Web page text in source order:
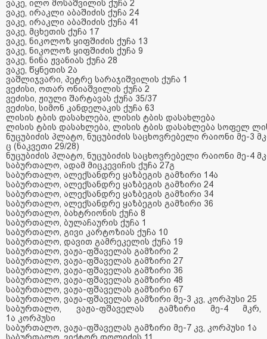
ვაკე, ილო მოსაშვილის ქუჩა 2
ვაკე, ირაკლი აბაშიძის ქუჩა 24
ვაკე, ირაკლი აბაშიძის ქუჩა 41
ვაკე, მცხეთის ქუჩა 17
ვაკე, ნიკოლოზ ყიფშიძის ქუჩა 13
ვაკე, ნიკოლოზ ყიფშიძის ქუჩა 9
ვაკე, ნინა ჟვანიას ქუჩა 28
ვაკე, წყნეთის 2ა
ვაშლიჯვარი, პეტრე სარაჯიშვილის ქუჩა 1
ვეძისი, ოთარ ონიაშვილის ქუჩა 2
ვეძისი, ჟიული შარტავას ქუჩა 35/37
ვეძისი, სიმონ კანდელაკის ქუჩა 63
ლისის ტბის დასახლება, ლისის ტბის დასახლება
ლისის ტბის დასახლება, ლისის ტბის დასახლება სოფელ
ნუცუბიძის პლატო, ნუცუბიძის საცხოვრებელი რაიონი მე-3
ც (ნაკვეთი 29/28)
ნუცუბიძის პლატო, ნუცუბიძის საცხოვრებელი რაიონი მე-4
საბურთალო, ადამ მიცკევიჩის ქუჩა 27გ
საბურთალო, ალექსანდრე ყაზბეგის გამზირი 14ა
საბურთალო, ალექსანდრე ყაზბეგის გამზირი 24
საბურთალო, ალექსანდრე ყაზბეგის გამზირი 34
საბურთალო, ალექსანდრე ყაზბეგის გამზირი 36
საბურთალო, ბახტრიონის ქუჩა 8
საბურთალო, ბულაჩაურის ქუჩა 1
საბურთალო, გივი კარტოზიას ქუჩა 10
საბურთალო, დავით გამრეკელის ქუჩა 19
საბურთალო, ვაჟა-ფშაველას გამზირი 2
საბურთალო, ვაჟა-ფშაველას გამზირი 27
საბურთალო, ვაჟა-ფშაველას გამზირი 36
საბურთალო, ვაჟა-ფშაველას გამზირი 48
საბურთალო, ვაჟა-ფშაველას გამზირი 67
საბურთალო, ვაჟა-ფშაველას გამზირი მე-3 კვ, კორპუსი 25
საბურთალო, ვაჟა-ფშაველას გამზირი მე-4 მკრ,
1 ა კორპუსი
საბურთალო, ვაჟა-ფშაველას გამზირი მე-7 კვ, კორპუსი 1 ა